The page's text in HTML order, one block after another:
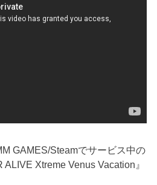
GAMES/Steamでサービス中の
Xtreme Venus Vacation』